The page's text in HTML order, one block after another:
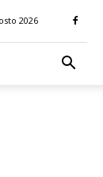
2026